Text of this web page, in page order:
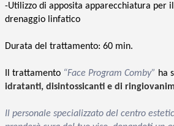
-Utilizzo di apposita apparecchiatura per
drenaggio linfatico
Durata del trattamento: 60 min.
Il trattamento “Face Program Comby” ha
idratanti, disintossicanti e di
Il personale specializzato del centro